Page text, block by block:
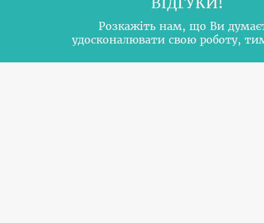
Розкажіть нам, що Ви
удосконалювати свою роботу,